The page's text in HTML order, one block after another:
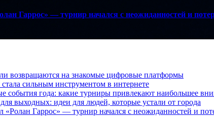
Гаррос» — турнир начался с неожиданностей и
возвращаются на знакомые цифровые платформы
сильным инструментом в интернете
события года: какие турниры привлекают наибольшее
выходных: идеи для людей, которые устали от города
«Ролан Гаррос» — турнир начался с неожиданностей и